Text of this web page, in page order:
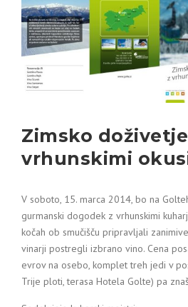
Zimsko
vrhunskimi
V soboto, 15. marca 2014, bo na
gurmanski dogodek z vrhunskimi
kočah ob smučišču pripravljali
vinarji postregli izbrano vino. Cena
evrov na osebo, komplet treh jedi v
Trije ploti, terasa Hotela Golte) pa